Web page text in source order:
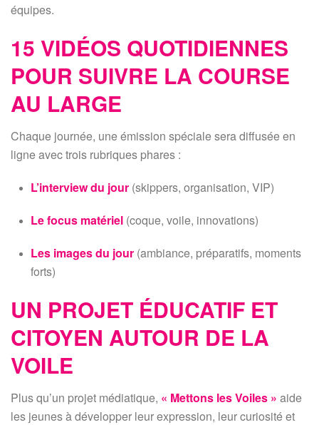
équipes.
15 VIDÉOS QUOTIDIENNES
POUR SUIVRE LA COURSE
AU LARGE
Chaque journée, une émission spéciale sera diffusée en
ligne avec trois rubriques phares :
L’interview du jour (skippers, organisation, VIP)
Le focus matériel (coque, voile, innovations)
Les images du jour (ambiance, préparatifs, moments
forts)
UN PROJET ÉDUCATIF ET
CITOYEN AUTOUR DE LA
VOILE
Plus qu’un projet médiatique, « Mettons les Voiles » aide
les jeunes à développer leur expression, leur curiosité et